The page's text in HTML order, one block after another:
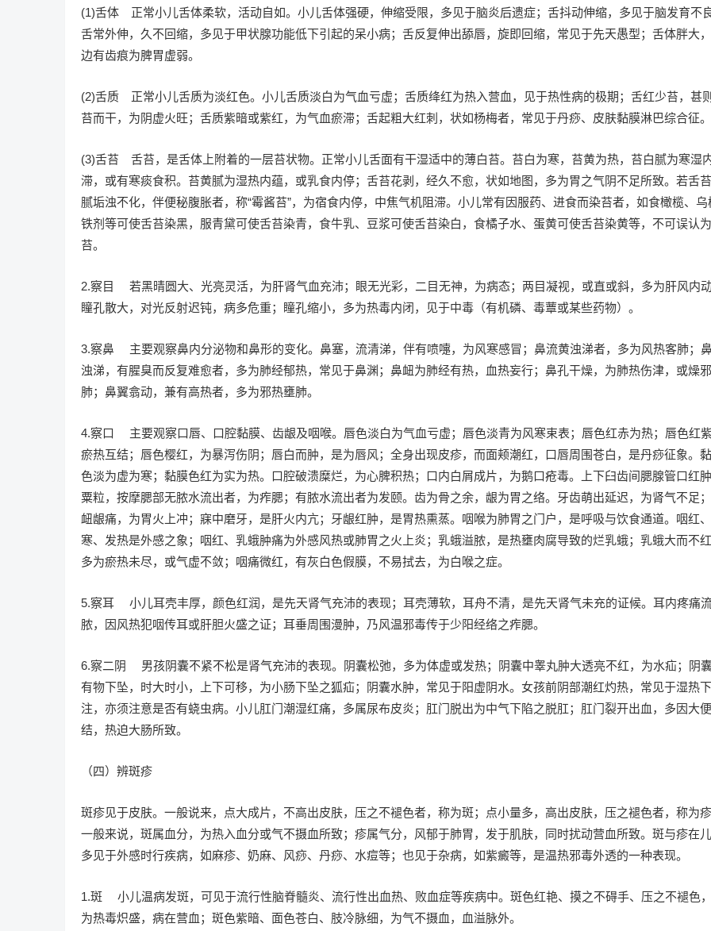
(1)舌体 正常小儿舌体柔软，活动自如。小儿舌体强硬，伸缩受限，多见于脑炎后遗症；舌抖动伸缩，多见于脑发育不良
舌常外伸，久不回缩，多见于甲状腺功能低下引起的呆小病；舌反复伸出舔唇，旋即回缩，常见于先天愚型；舌体胖大
边有齿痕为脾胃虚弱。
(2)舌质 正常小儿舌质为淡红色。小儿舌质淡白为气血亏虚；舌质绛红为热入营血，见于热性病的极期；舌红少苔，甚
苔而干，为阴虚火旺；舌质紫暗或紫红，为气血瘀滞；舌起粗大红刺，状如杨梅者，常见于丹痧、皮肤黏膜淋巴综合征。
(3)舌苔 舌苔，是舌体上附着的一层苔状物。正常小儿舌面有干湿适中的薄白苔。苔白为寒，苔黄为热，苔白腻为寒湿
滞，或有寒痰食积。苔黄腻为湿热内蕴，或乳食内停；舌苔花剥，经久不愈，状如地图，多为胃之气阴不足所致。若舌
腻垢浊不化，伴便秘腹胀者，称“霉酱苔”，为宿食内停，中焦气机阻滞。小儿常有因服药、进食而染苔者，如食橄榄、乌
铁剂等可使舌苔染黑，服青黛可使舌苔染青，食牛乳、豆浆可使舌苔染白，食橘子水、蛋黄可使舌苔染黄等，不可误认
苔。
2.察目 若黑晴圆大、光亮灵活，为肝肾气血充沛；眼无光彩，二目无神，为病态；两目凝视，或直或斜，多为肝风内动
瞳孔散大，对光反射迟钝，病多危重；瞳孔缩小，多为热毒内闭，见于中毒（有机磷、毒蕈或某些药物）。
3.察鼻 主要观察鼻内分泌物和鼻形的变化。鼻塞，流清涕，伴有喷嚏，为风寒感冒；鼻流黄浊涕者，多为风热客肺；
浊涕，有腥臭而反复难愈者，多为肺经郁热，常见于鼻渊；鼻衄为肺经有热，血热妄行；鼻孔干燥，为肺热伤津，或燥
肺；鼻翼翕动，兼有高热者，多为邪热壅肺。
4.察口 主要观察口唇、口腔黏膜、齿龈及咽喉。唇色淡白为气血亏虚；唇色淡青为风寒束表；唇色红赤为热；唇色红
瘀热互结；唇色樱红，为暴泻伤阴；唇白而肿，是为唇风；全身出现皮疹，而面颊潮红，口唇周围苍白，是丹痧征象。
色淡为虚为寒；黏膜色红为实为热。口腔破溃糜烂，为心脾积热；口内白屑成片，为鹅口疮毒。上下臼齿间腮腺管口红
粟粒，按摩腮部无脓水流出者，为痄腮；有脓水流出者为发颐。齿为骨之余，龈为胃之络。牙齿萌出延迟，为肾气不足
衄龈痛，为胃火上冲；寐中磨牙，是肝火内亢；牙龈红肿，是胃热熏蒸。咽喉为肺胃之门户，是呼吸与饮食通道。咽红
寒、发热是外感之象；咽红、乳蛾肿痛为外感风热或肺胃之火上炎；乳蛾溢脓，是热壅肉腐导致的烂乳蛾；乳蛾大而不红
多为瘀热未尽，或气虚不敛；咽痛微红，有灰白色假膜，不易拭去，为白喉之症。
5.察耳 小儿耳壳丰厚，颜色红润，是先天肾气充沛的表现；耳壳薄软，耳舟不清，是先天肾气未充的证候。耳内疼痛
脓，因风热犯咽传耳或肝胆火盛之证；耳垂周围漫肿，乃风温邪毒传于少阳经络之痄腮。
6.察二阴 男孩阴囊不紧不松是肾气充沛的表现。阴囊松弛，多为体虚或发热；阴囊中睾丸肿大透亮不红，为水疝；阴
有物下坠，时大时小，上下可移，为小肠下坠之狐疝；阴囊水肿，常见于阳虚阴水。女孩前阴部潮红灼热，常见于湿热下
注，亦须注意是否有蛲虫病。小儿肛门潮湿红痛，多属尿布皮炎；肛门脱出为中气下陷之脱肛；肛门裂开出血，多因大
结，热迫大肠所致。
（四）辨斑疹
斑疹见于皮肤。一般说来，点大成片，不高出皮肤，压之不褪色者，称为斑；点小量多，高出皮肤，压之褪色者，称为疹
一般来说，斑属血分，为热入血分或气不摄血所致；疹属气分，风郁于肺胃，发于肌肤，同时扰动营血所致。斑与疹在
多见于外感时行疾病，如麻疹、奶麻、风痧、丹痧、水痘等；也见于杂病，如紫癜等，是温热邪毒外透的一种表现。
1.斑 小儿温病发斑，可见于流行性脑脊髓炎、流行性出血热、败血症等疾病中。斑色红艳、摸之不碍手、压之不褪色
为热毒炽盛，病在营血；斑色紫暗、面色苍白、肢冷脉细，为气不摄血，血溢脉外。